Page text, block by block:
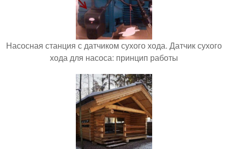
Насосная станция с датчиком сухого хода. Датчик сухого
хода для насоса: принцип работы